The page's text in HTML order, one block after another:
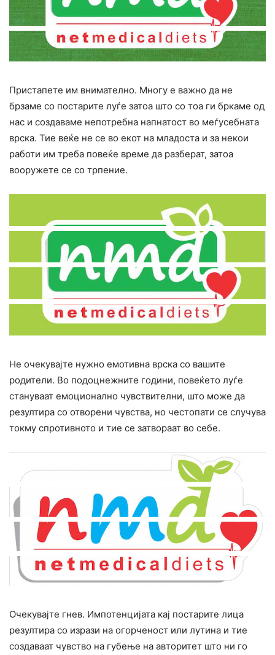
Пристапете им внимателно. Многу е важно да не
брзаме со постарите луѓе затоа што со тоа ги бркаме од
нас и создаваме непотребна напнатост во меѓусебната
врска. Тие веќе не се во екот на младоста и за некои
работи им треба повеќе време да разберат, затоа
вооружете се со трпение.
Не очекувајте нужно емотивна врска со вашите
родители. Во подоцнежните години, повеќето луѓе
стануваат емоционално чувствителни, што може да
резултира со отворени чувства, но честопати се случува
токму спротивното и тие се затвораат во себе.
Очекувајте гнев. Импотенцијата кај постарите лица
резултира со изрази на огорченост или лутина и тие
создаваат чувство на губење на авторитет што ни го